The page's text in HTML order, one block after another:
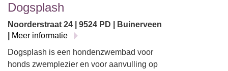
Dogsplash
Noorderstraat 24 | 9524 PD | Buinerveen
Meer informatie
Dogsplash is een hondenzwembad voor
honds zwemplezier en voor aanvulling op